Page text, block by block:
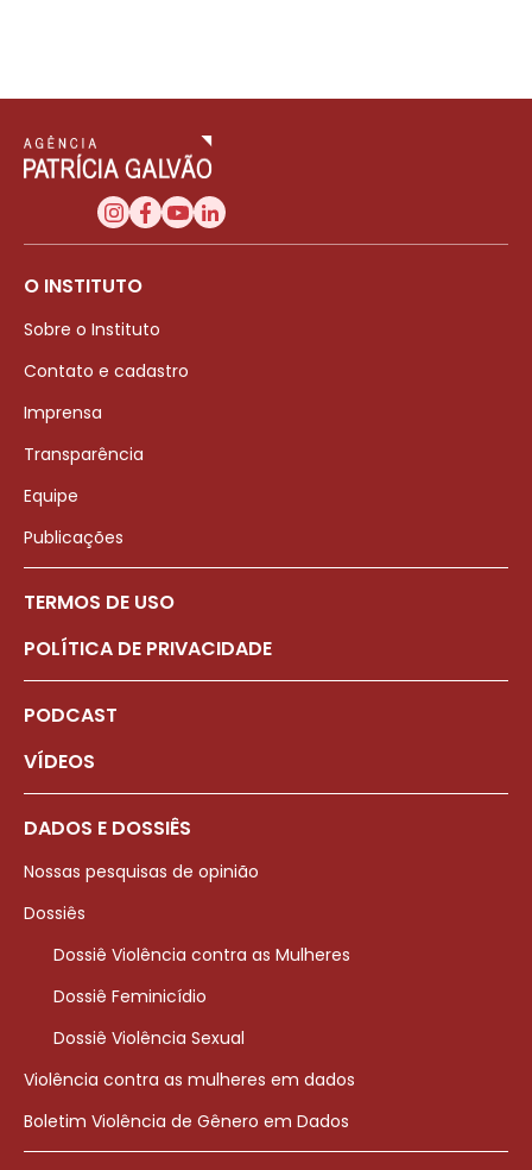
O INSTITUTO
Sobre o Instituto
Contato e cadastro
Imprensa
Transparência
Equipe
Publicações
TERMOS DE USO
POLÍTICA DE PRIVACIDADE
PODCAST
VÍDEOS
DADOS E DOSSIÊS
Nossas pesquisas de opinião
Dossiês
Dossiê Violência contra as Mulheres
Dossiê Feminicídio
Dossiê Violência Sexual
Violência contra as mulheres em dados
Boletim Violência de Gênero em Dados